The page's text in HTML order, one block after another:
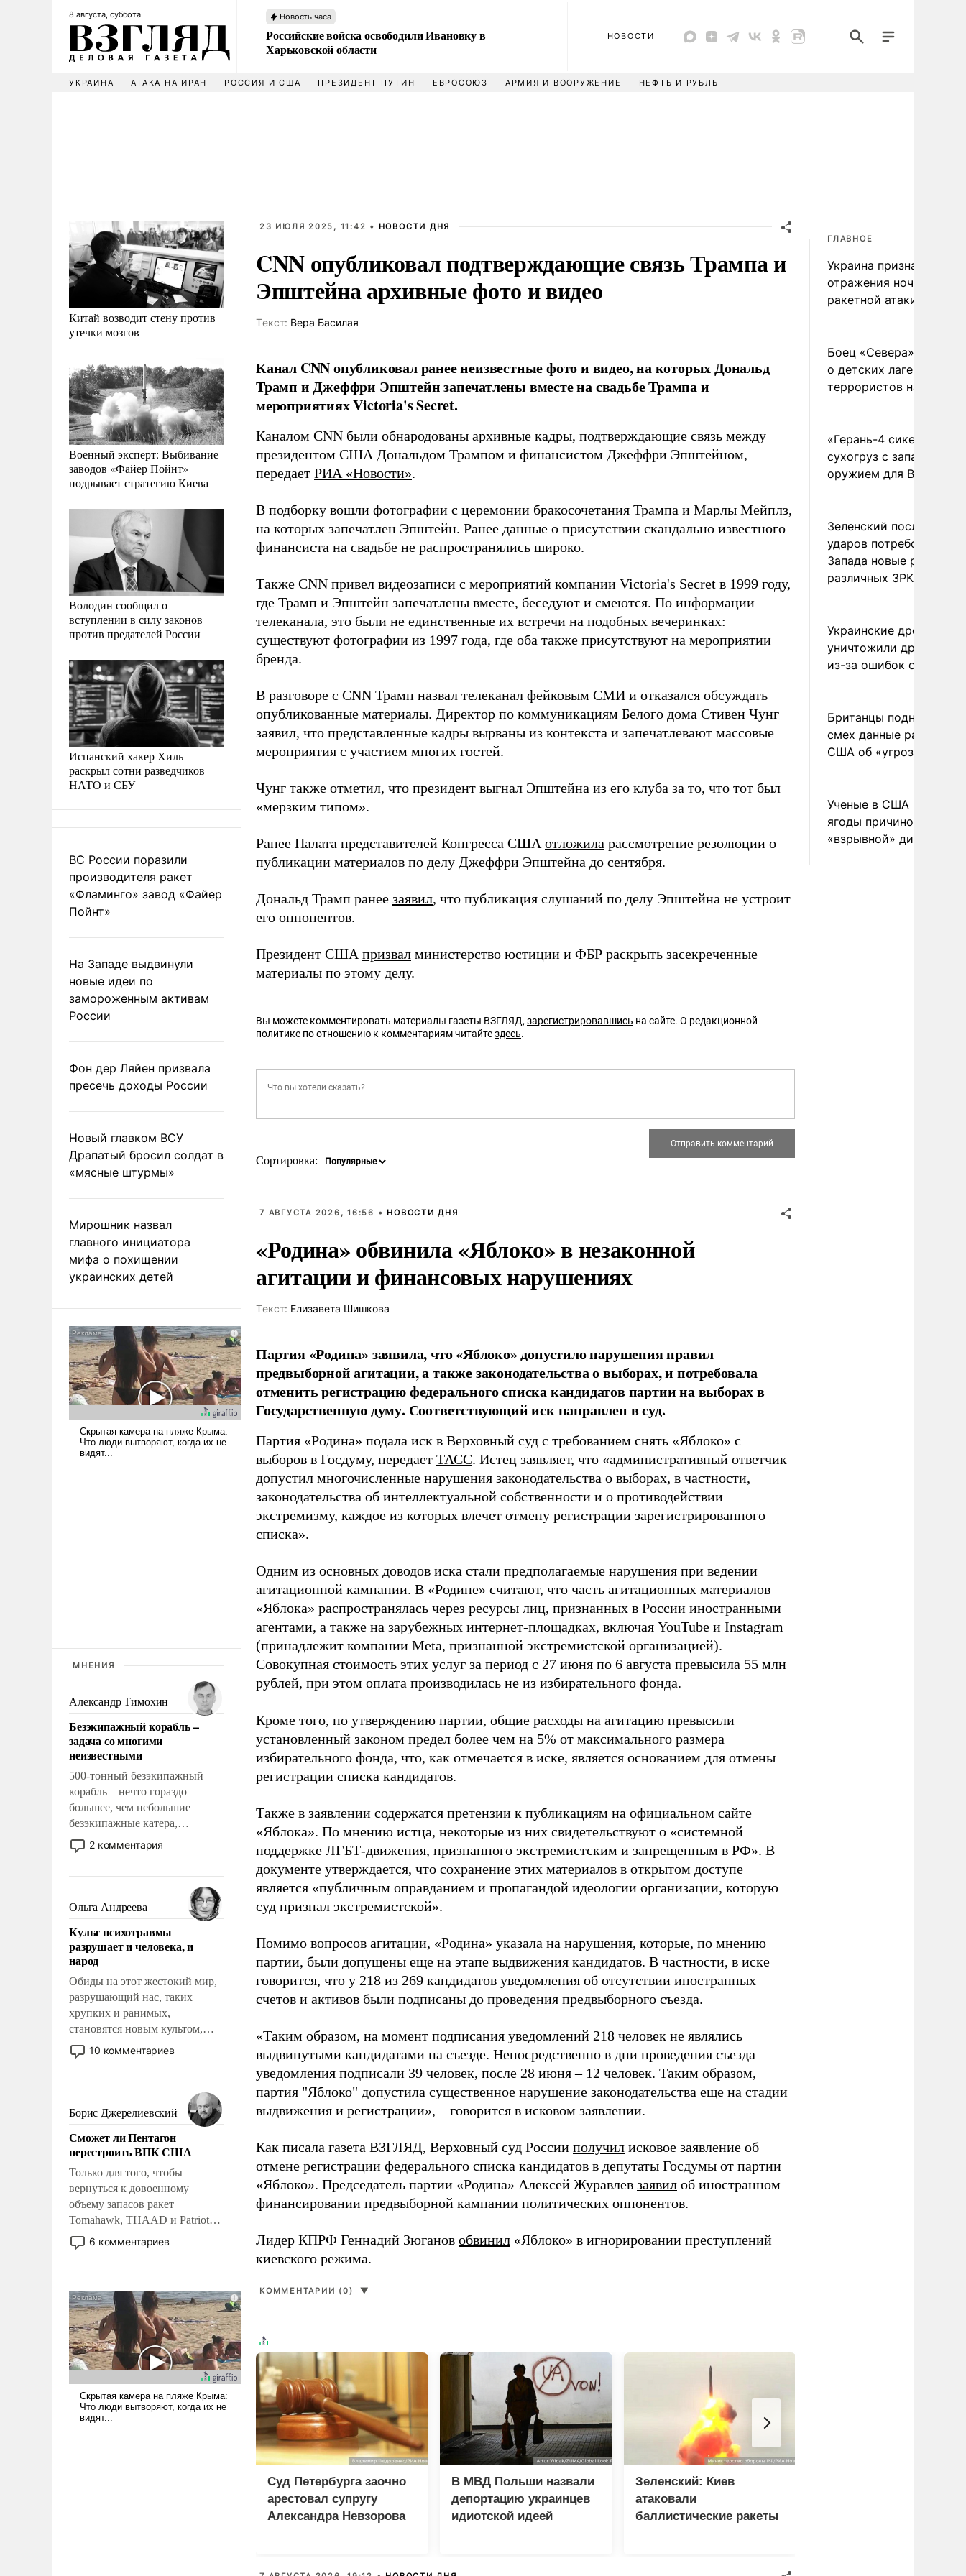
8 августа, суббота Новость часа
Российские войска освободили Ивановку в
Харьковской области
НОВОСТИ
УКРАИНА АТАКА НА ИРАН РОССИЯ И США ПРЕЗИДЕНТ ПУТИН ЕВРОСОЮЗ АРМИЯ И ВООРУЖЕНИЕ НЕФТЬ И РУБЛЬ
Китай возводит стену против
утечки мозгов
Военный эксперт: Выбивание
заводов «Файер Пойнт»
подрывает стратегию Киева
Володин сообщил о
вступлении в силу законов
против предателей России
Испанский хакер Хиль
раскрыл сотни разведчиков
НАТО и СБУ
ВС России поразили
производителя ракет
«Фламинго» завод «Файер
Пойнт»
На Западе выдвинули
новые идеи по
замороженным активам
России
Фон дер Ляйен призвала
пресечь доходы России
Новый главком ВСУ
Драпатый бросил солдат в
«мясные штурмы»
Мирошник назвал
главного инициатора
мифа о похищении
украинских детей
МНЕНИЯ
Александр Тимохин
Безэкипажный корабль –
задача со многими
неизвестными
500-тонный безэкипажный
корабль – нечто гораздо
большее, чем небольшие
безэкипажные катера,
применение которых уже
стало обыденностью. Задача по
сложна и амбициозна. Однако
и ее реализация радикально
поднимет наши боевые
возможности.
2 комментария
Ольга Андреева
Культ психотравмы
разрушает и человека, и
народ
Обиды на этот жестокий мир,
разрушающий нас, таких
хрупких и ранимых,
становятся новым культом,
постепенно вытесняя и
отменяя традиционное
мужественным и твердым под
ударами судьбы, брать на себя
ответственность, помогать
слабым, идти вперед и
адаптироваться.
10 комментариев
Борис Джерелиевский
Сможет ли Пентагон
перестроить ВПК США
Только для того, чтобы
вернуться к довоенному
объему запасов ракет
Tomahawk, THAAD и Patriot
США потребуется более трех
лет. Даже небольшая война с
Сложившаяся ситуация
означает многолетний период
уязвимости США, например,
перед Китаем.
6 комментариев
23 ИЮЛЯ 2025, 11:42 • НОВОСТИ ДНЯ
CNN опубликовал подтверждающие связь Трампа и
Эпштейна архивные фото и видео
Tекст: Вера Басилая
Канал CNN опубликовал ранее неизвестные фото и видео, на которых Дональд
Трамп и Джеффри Эпштейн запечатлены вместе на свадьбе Трампа и
мероприятиях Victoria's Secret.
Каналом CNN были обнародованы архивные кадры, подтверждающие связь между
президентом США Дональдом Трампом и финансистом Джеффри Эпштейном,
передает РИА «Новости».
В подборку вошли фотографии с церемонии бракосочетания Трампа и Марлы Мейплз,
на которых запечатлен Эпштейн. Ранее данные о присутствии скандально известного
финансиста на свадьбе не распространялись широко.
Также CNN привел видеозаписи с мероприятий компании Victoria's Secret в 1999 году,
где Трамп и Эпштейн запечатлены вместе, беседуют и смеются. По информации
телеканала, это были не единственные их встречи на подобных вечеринках:
существуют фотографии из 1997 года, где оба также присутствуют на мероприятии
бренда.
В разговоре с CNN Трамп назвал телеканал фейковым СМИ и отказался обсуждать
опубликованные материалы. Директор по коммуникациям Белого дома Стивен Чунг
заявил, что представленные кадры вырваны из контекста и запечатлевают массовые
мероприятия с участием многих гостей.
Чунг также отметил, что президент выгнал Эпштейна из его клуба за то, что тот был
«мерзким типом».
Ранее Палата представителей Конгресса США отложила рассмотрение резолюции о
публикации материалов по делу Джеффри Эпштейна до сентября.
Дональд Трамп ранее заявил, что публикация слушаний по делу Эпштейна не устроит
его оппонентов.
Президент США призвал министерство юстиции и ФБР раскрыть засекреченные
материалы по этому делу.
Вы можете комментировать материалы газеты ВЗГЛЯД, зарегистрировавшись на сайте. О редакционной
политике по отношению к комментариям читайтездесь.
Сортировка:
7 АВГУСТА 2026, 16:56 • НОВОСТИ ДНЯ
«Родина» обвинила «Яблоко» в незаконной
агитации и финансовых нарушениях
Tекст: Елизавета Шишкова
Партия «Родина» заявила, что «Яблоко» допустило нарушения правил
предвыборной агитации, а также законодательства о выборах, и потребовала
отменить регистрацию федерального списка кандидатов партии на выборах в
Государственную думу. Соответствующий иск направлен в суд.
Партия «Родина» подала иск в Верховный суд с требованием снять «Яблоко» с
выборов в Госдуму, передает ТАСС. Истец заявляет, что «административный ответчик
допустил многочисленные нарушения законодательства о выборах, в частности,
законодательства об интеллектуальной собственности и о противодействии
экстремизму, каждое из которых влечет отмену регистрации зарегистрированного
списка».
Одним из основных доводов иска стали предполагаемые нарушения при ведении
агитационной кампании. В «Родине» считают, что часть агитационных материалов
«Яблока» распространялась через ресурсы лиц, признанных в России иностранными
агентами, а также на зарубежных интернет-площадках, включая YouTube и Instagram
(принадлежит компании Meta, признанной экстремистской организацией).
Совокупная стоимость этих услуг за период с 27 июня по 6 августа превысила 55 млн
рублей, при этом оплата производилась не из избирательного фонда.
Кроме того, по утверждению партии, общие расходы на агитацию превысили
установленный законом предел более чем на 5% от максимального размера
избирательного фонда, что, как отмечается в иске, является основанием для отмены
регистрации списка кандидатов.
Также в заявлении содержатся претензии к публикациям на официальном сайте
«Яблока». По мнению истца, некоторые из них свидетельствуют о «системной
поддержке ЛГБТ-движения, признанного экстремистским и запрещенным в РФ». В
документе утверждается, что сохранение этих материалов в открытом доступе
является «публичным оправданием и пропагандой идеологии организации, которую
суд признал экстремистской».
Помимо вопросов агитации, «Родина» указала на нарушения, которые, по мнению
партии, были допущены еще на этапе выдвижения кандидатов. В частности, в иске
говорится, что у 218 из 269 кандидатов уведомления об отсутствии иностранных
счетов и активов были подписаны до проведения предвыборного съезда.
«Таким образом, на момент подписания уведомлений 218 человек не являлись
выдвинутыми кандидатами на съезде. Непосредственно в дни проведения съезда
уведомления подписали 39 человек, после 28 июня – 12 человек. Таким образом,
партия "Яблоко" допустила существенное нарушение законодательства еще на стадии
выдвижения и регистрации», – говорится в исковом заявлении.
Как писала газета ВЗГЛЯД, Верховный суд России получил исковое заявление об
отмене регистрации федерального списка кандидатов в депутаты Госдумы от партии
«Яблоко». Председатель партии «Родина» Алексей Журавлев заявил об иностранном
финансировании предвыборной кампании политических оппонентов.
Лидер КПРФ Геннадий Зюганов обвинил «Яблоко» в игнорировании преступлений
киевского режима.
КОММЕНТАРИИ (0) ▼
Суд Петербурга заочно
арестовал супругу
Александра Невзорова
В МВД Польши назвали
депортацию украинцев
идиотской идеей
Зеленский: Киев
атаковали
баллистические ракеты
ГЛАВНОЕ
Украина признала
отражения ночной
ракетной атаки
Боец «Севера»
о детских лагерях
террористов на
«Герань-4 сикер»
сухогруз с западным
оружием для ВСУ
Зеленский после
ударов потребовал у
Запада новые ракеты
различных ЗРК
Украинские дроны
уничтожили друг друга
из-за ошибок
Британцы подняли на
смех данные разведки
США об «угрозе
Ученые в США назвали
ягоды причиной
«взрывной» диареи